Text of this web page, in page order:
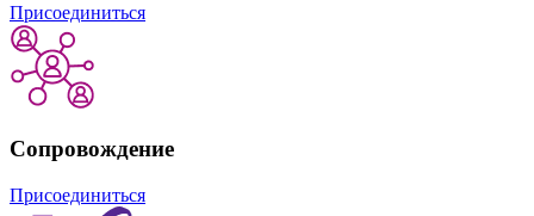
Присоединиться
Сопровождение
Присоединиться